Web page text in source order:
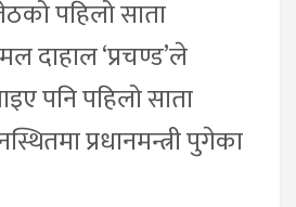
पहिलो साता
दाहाल ‘प्रचण्ड’ले
पनि पहिलो साता
प्रधानमन्त्री पुगेका